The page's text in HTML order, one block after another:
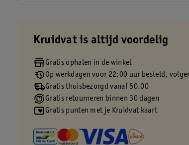
Kruidvat is altijd voordelig
Gratis ophalen in de winkel
Op werkdagen voor 22:00 uur besteld,
Gratis thuisbezorgd vanaf 50.00
Gratis retourneren binnen 30 dagen
Gratis punten met je Kruidvat kaart